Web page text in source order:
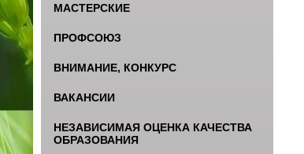
МАСТЕРСКИЕ
ПРОФСОЮЗ
ВНИМАНИЕ, КОНКУРС
ВАКАНСИИ
НЕЗАВИСИМАЯ ОЦЕНКА КАЧЕСТВА
ОБРАЗОВАНИЯ